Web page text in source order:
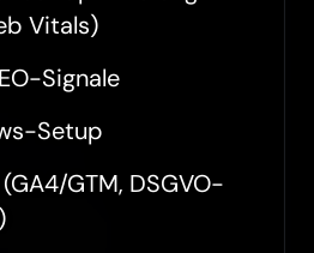
Vitals)
Signale
Setup
GTM, DSGVO-